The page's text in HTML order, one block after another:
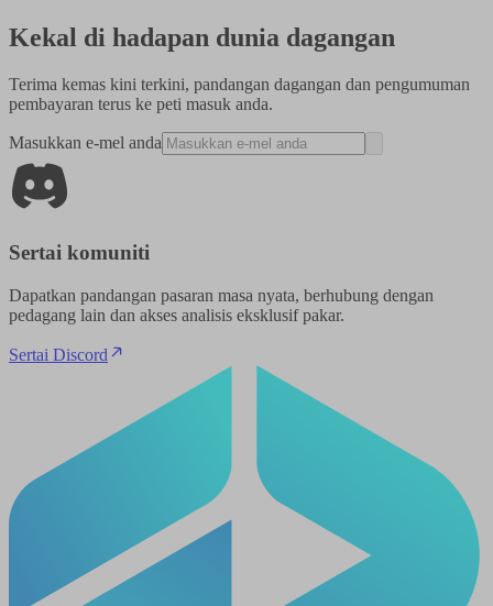
Kekal di hadapan dunia dagangan
Terima kemas kini terkini, pandangan dagangan dan pengumuman
pembayaran terus ke peti masuk anda.
Masukkan e-mel anda
Sertai komuniti
Dapatkan pandangan pasaran masa nyata, berhubung dengan
pedagang lain dan akses analisis eksklusif pakar.
Sertai Discord